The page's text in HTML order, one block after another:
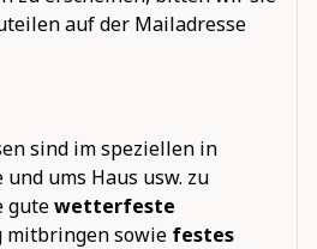
auf der Mailadresse
sind im speziellen in
und ums Haus usw. zu
gutewetterfeste
mitbringen sowie festes